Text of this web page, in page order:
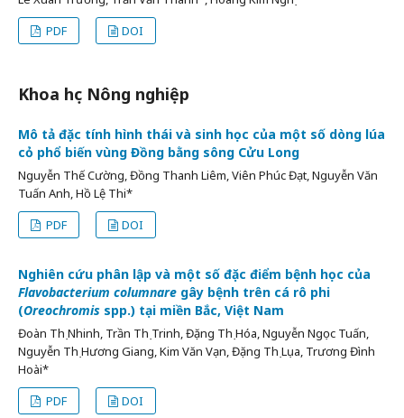
PDF
DOI
Khoa học Nông nghiệp
Mô tả đặc tính hình thái và sinh học của một số dòng lúa
cỏ phổ biến vùng Đồng bằng sông Cửu Long
Nguyễn Thế Cường, Đồng Thanh Liêm, Viên Phúc Đạt, Nguyễn Văn
Tuấn Anh, Hồ Lệ Thi*
PDF
DOI
Nghiên cứu phân lập và một số đặc điểm bệnh học của
Flavobacterium columnare gây bệnh trên cá rô phi
(Oreochromis spp.) tại miền Bắc, Việt Nam
Đoàn Thị Nhinh, Trần Thị Trinh, Đặng Thị Hóa, Nguyễn Ngọc Tuấn,
Nguyễn Thị Hương Giang, Kim Văn Vạn, Đặng Thị Lụa, Trương Đình
Hoài*
PDF
DOI